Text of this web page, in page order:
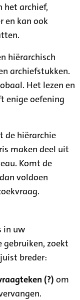
het archief,
en kan ook
hiërarchisch
archiefstukken.
Het lezen en
enige oefening
de hiërarchie
maken deel uit
Komt de
voldoen
in uw
gebruiken, zoekt
breder:
(?) om